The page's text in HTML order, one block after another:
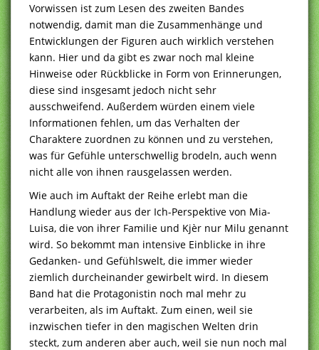
Vorwissen ist zum Lesen des zweiten Bandes
notwendig, damit man die Zusammenhänge und
Entwicklungen der Figuren auch wirklich verstehen
kann. Hier und da gibt es zwar noch mal kleine
Hinweise oder Rückblicke in Form von Erinnerungen,
diese sind insgesamt jedoch nicht sehr
ausschweifend. Außerdem würden einem viele
Informationen fehlen, um das Verhalten der
Charaktere zuordnen zu können und zu verstehen,
was für Gefühle unterschwellig brodeln, auch wenn
nicht alle von ihnen rausgelassen werden.
Wie auch im Auftakt der Reihe erlebt man die
Handlung wieder aus der Ich-Perspektive von Mia-
Luisa, die von ihrer Familie und Kjèr nur Milu genannt
wird. So bekommt man intensive Einblicke in ihre
Gedanken- und Gefühlswelt, die immer wieder
ziemlich durcheinander gewirbelt wird. In diesem
Band hat die Protagonistin noch mal mehr zu
verarbeiten, als im Auftakt. Zum einen, weil sie
inzwischen tiefer in den magischen Welten drin
steckt, zum anderen aber auch, weil sie nun noch mal